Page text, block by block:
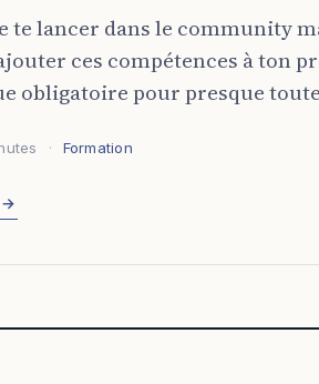
te lancer dans le community
ces compétences à ton
obligatoire pour presque
Formation
→